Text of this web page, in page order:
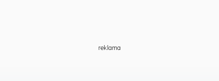
reklama